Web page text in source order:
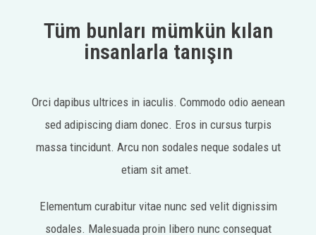
Tüm bunları mümkün kılan
insanlarla tanışın
Orci dapibus ultrices in iaculis. Commodo odio aenean
sed adipiscing diam donec. Eros in cursus turpis
massa tincidunt. Arcu non sodales neque sodales ut
etiam sit amet.
Elementum curabitur vitae nunc sed velit dignissim
sodales. Malesuada proin libero nunc consequat